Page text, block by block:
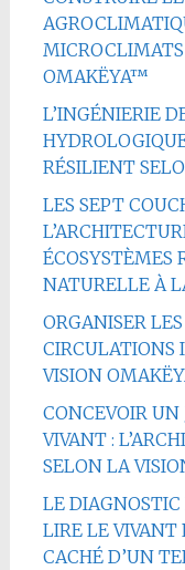
OMAKËYA™
L’INGÉNIERIE
RÉSILIENT
LES SEPT
ÉCOSYSTÈMES
NATURELLE À
ORGANISER
CIRCULATIONS
VISION
CONCEVOIR
VIVANT :
SELON LA
LE
LIRE LE VIVANT
CACHÉ D’UN